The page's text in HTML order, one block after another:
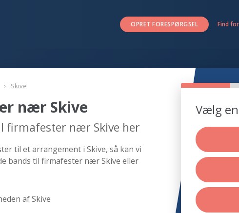
OPRET FORESPØRGSEL Find
Skive
nær Skive
firmafester nær Skive her
til et arrangement i Skive, så kan vi
bands til firmafester nær Skive eller
af Skive
Vælg